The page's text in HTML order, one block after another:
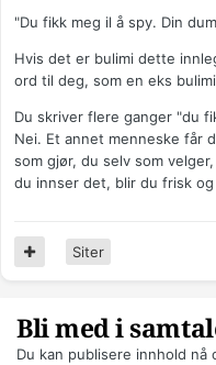
"Du fikk meg il å spy. Din
Hvis det er bulimi dette
ord til deg, som en eks
Du skriver flere ganger "du
Nei. Et annet menneske får
som gjør, du selv som
du innser det, blir du frisk
Siter
Bli med i
Du kan publisere innhold